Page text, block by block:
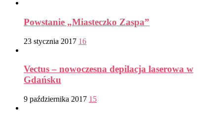
Powstanie „Miasteczko Zaspa”
23 stycznia 2017 16
Vectus – nowoczesna depilacja laserowa w
Gdańsku
9 października 2017 15